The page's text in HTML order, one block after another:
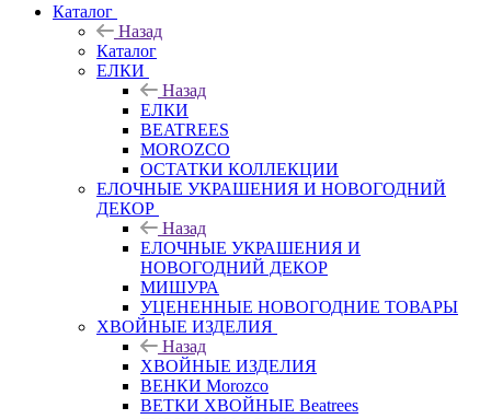
Каталог
Назад
Каталог
ЕЛКИ
Назад
ЕЛКИ
BEATREES
MOROZCO
ОСТАТКИ КОЛЛЕКЦИИ
ЕЛОЧНЫЕ УКРАШЕНИЯ И НОВОГОДНИЙ
ДЕКОР
Назад
ЕЛОЧНЫЕ УКРАШЕНИЯ И
НОВОГОДНИЙ ДЕКОР
МИШУРА
УЦЕНЕННЫЕ НОВОГОДНИЕ ТОВАРЫ
ХВОЙНЫЕ ИЗДЕЛИЯ
Назад
ХВОЙНЫЕ ИЗДЕЛИЯ
ВЕНКИ Morozco
ВЕТКИ ХВОЙНЫЕ Beatrees